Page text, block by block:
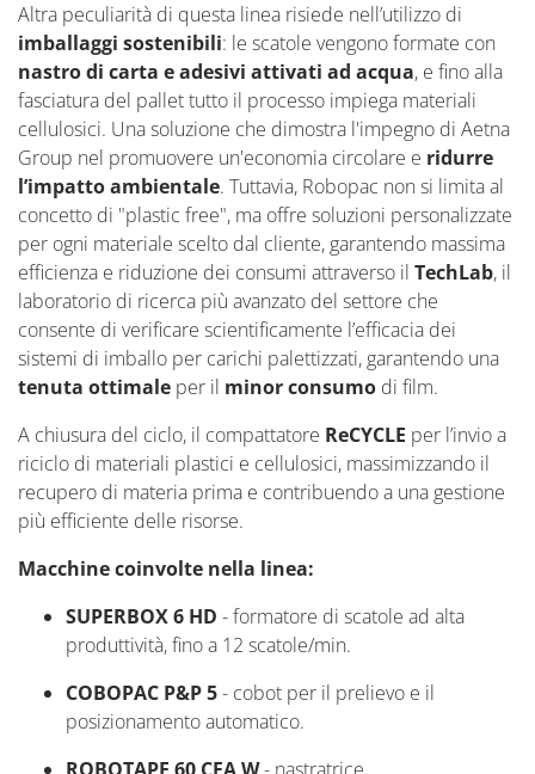
Altra peculiarità di questa linea risiede nell’utilizzo di
imballaggi sostenibili: le scatole vengono formate con
nastro di carta e adesivi attivati ad acqua, e fino alla
fasciatura del pallet tutto il processo impiega materiali
cellulosici. Una soluzione che dimostra l'impegno di Aetna
Group nel promuovere un'economia circolare e ridurre
l’impatto ambientale. Tuttavia, Robopac non si limita al
concetto di "plastic free", ma offre soluzioni personalizzate
per ogni materiale scelto dal cliente, garantendo massima
efficienza e riduzione dei consumi attraverso il TechLab, il
laboratorio di ricerca più avanzato del settore che
consente di verificare scientificamente l’efficacia dei
sistemi di imballo per carichi palettizzati, garantendo una
tenuta ottimale per il minor consumo di film.
A chiusura del ciclo, il compattatore ReCYCLE per l’invio a
riciclo di materiali plastici e cellulosici, massimizzando il
recupero di materia prima e contribuendo a una gestione
più efficiente delle risorse.
Macchine coinvolte nella linea:
SUPERBOX 6 HD -formatore di scatole ad alta
produttività, fino a 12 scatole/min.
COBOPAC P&P 5- cobot per il prelievo e il
posizionamento automatico.